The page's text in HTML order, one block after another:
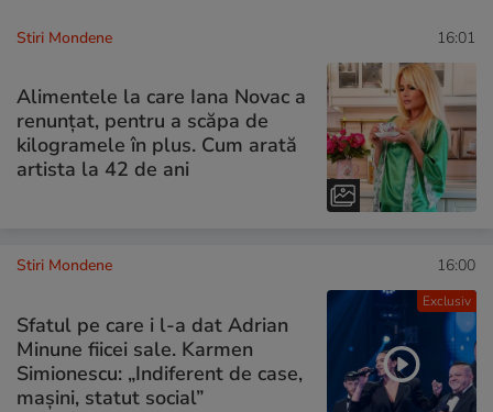
Stiri Mondene 16:01
Alimentele la care Iana Novac a
renunțat, pentru a scăpa de
kilogramele în plus. Cum arată
artista la 42 de ani
Exclusiv
Stiri Mondene 16:00
Sfatul pe care i l-a dat Adrian
Minune fiicei sale. Karmen
Simionescu: „Indiferent de case,
mașini, statut social”